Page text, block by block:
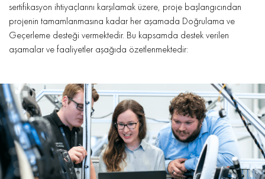
sertifikasyon ihtiyaçlarını karşılamak üzere, proje başlangıcından
projenin tamamlanmasına kadar her aşamada Doğrulama ve
Geçerleme desteği vermektedir. Bu kapsamda destek verilen
aşamalar ve faaliyetler aşağıda özetlenmektedir: